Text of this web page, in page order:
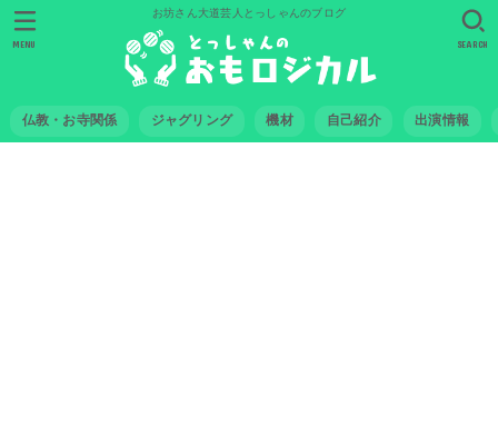
お坊さん大道芸人とっしゃんのブログ
仏教・お寺関係 ジャグリング 機材 自己紹介 出演情報
SEARCH
MENU